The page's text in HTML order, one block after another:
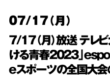
07/17（月）
7/17（月）放送 テレ
ける青春2023」
eスポーツの全国大会